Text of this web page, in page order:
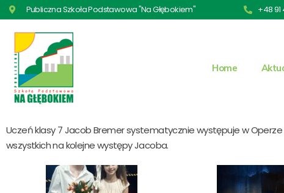
Publiczna Szkoła Podstawowa "Na Głębokiem" +48
Home
Uczeń klasy 7 Jacob Bremer systematycznie występuje w
wszystkich na kolejne występy Jacoba.